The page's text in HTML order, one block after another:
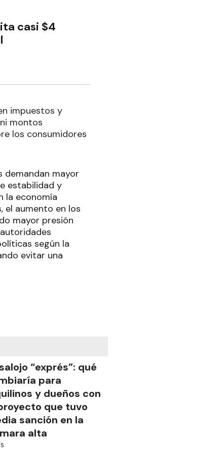
casi $4
impuestos y
montos
los consumidores
mayor
estabilidad y
la economía
el aumento en los
mayor presión
según la
evitar una
“exprés”: qué
para
y dueños con
que tuvo
sanción en la
alta